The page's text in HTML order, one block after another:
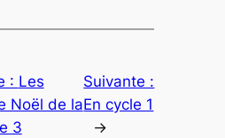
: Les
Noël de la
3
Suivante :
En cycle 1
→